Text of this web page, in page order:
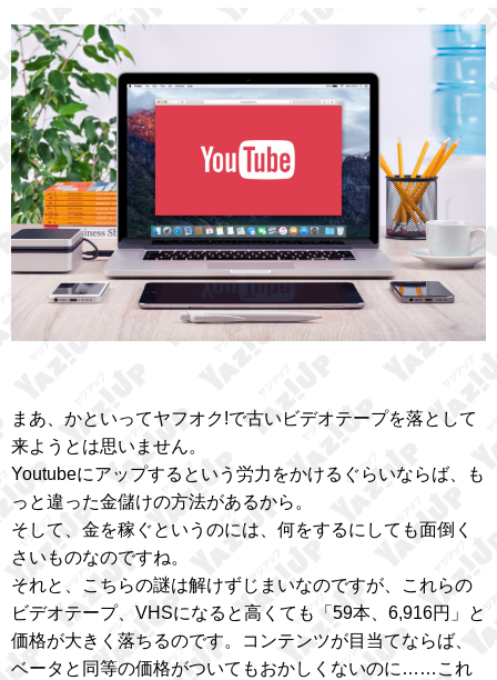
まあ、かといってヤフオク!で古いビデオテープを落として
来ようとは思いません。
Youtubeにアップするという労力をかけるぐらいならば、も
っと違った金儲けの方法があるから。
そして、金を稼ぐというのには、何をするにしても面倒く
さいものなのですね。
それと、こちらの謎は解けずじまいなのですが、これらの
ビデオテープ、VHSになると高くても「59本、6,916円」と
価格が大きく落ちるのです。コンテンツが目当てならば、
ベータと同等の価格がついてもおかしくないのに……これ